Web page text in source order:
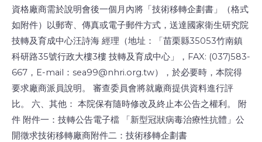
資格廠商需於說明會後一個月內將「技術移轉企劃書」（格式
如附件）以郵寄、傳真或電子郵件方式，送達國家衛生研究院
技轉及育成中心汪詩海 經理（地址：「苗栗縣35053竹南鎮
科研路35號行政大樓3樓 技轉及育成中心」，FAX: (037)583-
667，E-mail：sea99@nhri.org.tw），於必要時，本院得
要求廠商派員說明。 審查委員會將就廠商提供資料進行評
比。 六、其他： 本院保有隨時修改及終止本公告之權利。 附
件 附件一：技轉公告電子檔 「新型冠狀病毒治療性抗體」公
開徵求技術移轉廠商附件二：技術移轉企劃書